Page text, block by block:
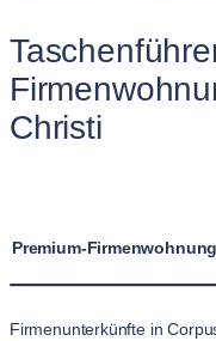
Christi
Premium-
Firmenunterkünfte in